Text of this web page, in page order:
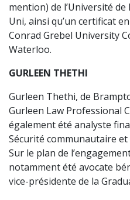
mention) de l’Université
Uni, ainsi qu’un certificat
Conrad Grebel University
Waterloo.
GURLEEN THETHI
Gurleen Thethi, de
Gurleen Law Professional
également été analyste
Sécurité communautaire
Sur le plan de
notamment été avocate
vice-présidente de la